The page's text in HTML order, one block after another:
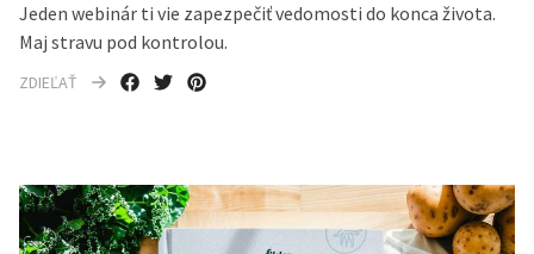
Jeden webinár ti vie zapezpečiť vedomosti do konca života.
Maj stravu pod kontrolou.
ZDIEĽAŤ